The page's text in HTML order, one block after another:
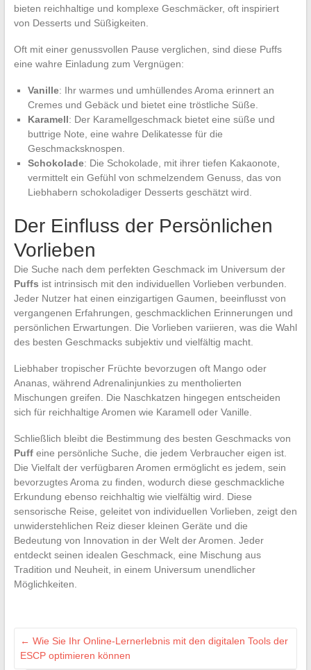
bieten reichhaltige und komplexe Geschmäcker, oft inspiriert
von Desserts und Süßigkeiten.
Oft mit einer genussvollen Pause verglichen, sind diese Puffs
eine wahre Einladung zum Vergnügen:
Vanille: Ihr warmes und umhüllendes Aroma erinnert an
Cremes und Gebäck und bietet eine tröstliche Süße.
Karamell: Der Karamellgeschmack bietet eine süße und
buttrige Note, eine wahre Delikatesse für die
Geschmacksknospen.
Schokolade: Die Schokolade, mit ihrer tiefen Kakaonote,
vermittelt ein Gefühl von schmelzendem Genuss, das von
Liebhabern schokoladiger Desserts geschätzt wird.
Der Einfluss der Persönlichen
Vorlieben
Die Suche nach dem perfekten Geschmack im Universum der
Puffs ist intrinsisch mit den individuellen Vorlieben verbunden.
Jeder Nutzer hat einen einzigartigen Gaumen, beeinflusst von
vergangenen Erfahrungen, geschmacklichen Erinnerungen und
persönlichen Erwartungen. Die Vorlieben variieren, was die Wahl
des besten Geschmacks subjektiv und vielfältig macht.
Liebhaber tropischer Früchte bevorzugen oft Mango oder
Ananas, während Adrenalinjunkies zu mentholierten
Mischungen greifen. Die Naschkatzen hingegen entscheiden
sich für reichhaltige Aromen wie Karamell oder Vanille.
Schließlich bleibt die Bestimmung des besten Geschmacks von
Puffeine persönliche Suche, die jedem Verbraucher eigen ist.
Die Vielfalt der verfügbaren Aromen ermöglicht es jedem, sein
bevorzugtes Aroma zu finden, wodurch diese geschmackliche
Erkundung ebenso reichhaltig wie vielfältig wird. Diese
sensorische Reise, geleitet von individuellen Vorlieben, zeigt den
unwiderstehlichen Reiz dieser kleinen Geräte und die
Bedeutung von Innovation in der Welt der Aromen. Jeder
entdeckt seinen idealen Geschmack, eine Mischung aus
Tradition und Neuheit, in einem Universum unendlicher
Möglichkeiten.
← Wie Sie Ihr Online-Lernerlebnis mit den digitalen Tools der
ESCP optimieren können